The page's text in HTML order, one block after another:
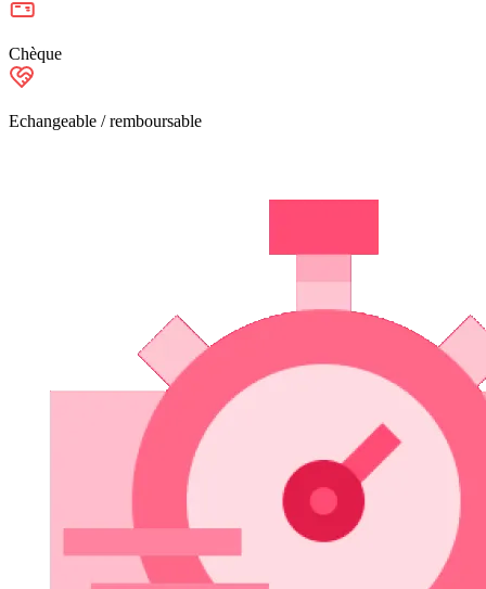
Chèque
Echangeable / remboursable